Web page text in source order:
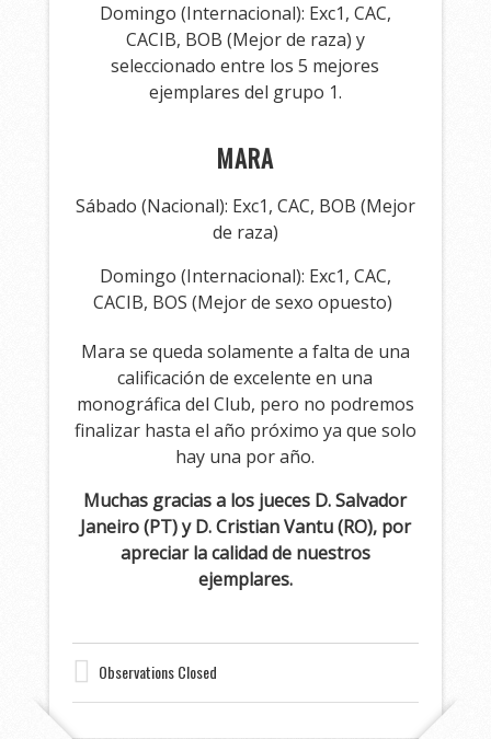
Domingo (Internacional): Exc1, CAC,
CACIB, BOB (Mejor de raza) y
seleccionado entre los 5 mejores
ejemplares del grupo 1.
MARA
Sábado (Nacional): Exc1, CAC, BOB (Mejor
de raza)
Domingo (Internacional): Exc1, CAC,
CACIB, BOS (Mejor de sexo opuesto)
Mara se queda solamente a falta de una
calificación de excelente en una
monográfica del Club, pero no podremos
finalizar hasta el año próximo ya que solo
hay una por año.
Muchas gracias a los jueces D. Salvador
Janeiro (PT) y D. Cristian Vantu (RO), por
apreciar la calidad de nuestros
ejemplares.
Observations Closed